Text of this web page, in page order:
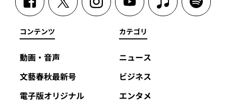
コンテンツ
動画・音声
文藝春秋最新号
電子版オリジナル
カテゴリ
ニュース
ビジネス
エンタメ